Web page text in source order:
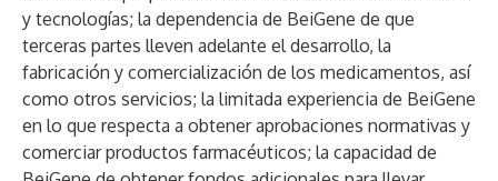
y tecnologías; la dependencia de BeiGene de que
terceras partes lleven adelante el desarrollo, la
fabricación y comercialización de los medicamentos, así
como otros servicios; la limitada experiencia de BeiGene
en lo que respecta a obtener aprobaciones normativas y
comerciar productos farmacéuticos; la capacidad de